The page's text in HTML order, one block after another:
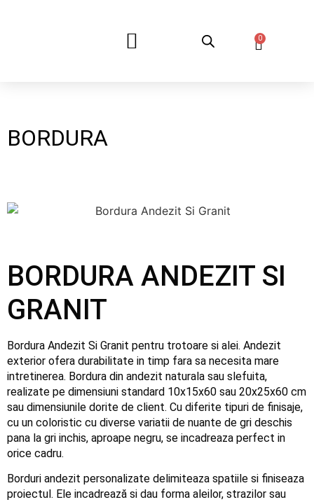
0
BORDURA
BORDURA ANDEZIT SI
GRANIT
Bordura Andezit Si Granit pentru trotoare si alei. Andezit
exterior ofera durabilitate in timp fara sa necesita mare
intretinerea. Bordura din andezit naturala sau slefuita,
realizate pe dimensiuni standard 10x15x60 sau 20x25x60 cm
sau dimensiunile dorite de client. Cu diferite tipuri de finisaje,
cu un coloristic cu diverse variatii de nuante de gri deschis
pana la gri inchis, aproape negru, se incadreaza perfect in
orice cadru.
Borduri andezit personalizate delimiteaza spatiile si finiseaza
proiectul. Ele incadrează si dau forma aleilor, strazilor sau